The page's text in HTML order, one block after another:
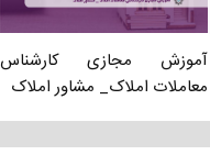
آموزش مجازی کارشناس
معاملات املاک_ مشاور املاک